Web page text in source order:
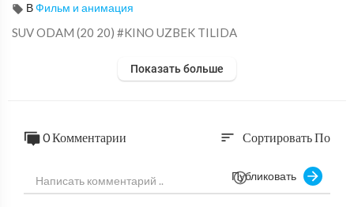
ВФильм и анимация
⁣SUV ODAM (20 20) #KINO UZBEK TILIDA
Показать больше
0 Комментарии sort Сортировать По
Публиковать